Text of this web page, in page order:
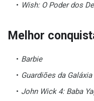
Wish: O Poder dos
Melhor
Barbie
Guardiões da
John Wick 4: Baba